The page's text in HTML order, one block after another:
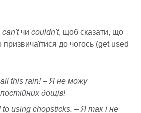
can'tчи couldn't, щоб сказати, що
до чогось (get used
this rain! – Я не можу
дощів!
to using chopsticks. – Я так і не